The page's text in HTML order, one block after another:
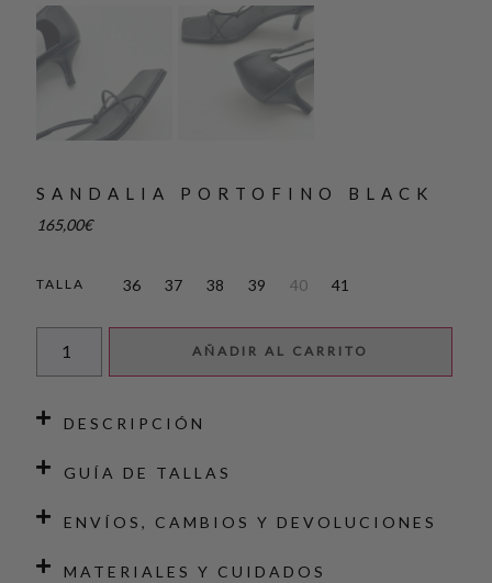
SANDALIA PORTOFINO BLACK
165,00€
TALLA 36 37 38 39 40 41
AÑADIR AL CARRITO
DESCRIPCIÓN
GUÍA DE TALLAS
ENVÍOS, CAMBIOS Y DEVOLUCIONES
MATERIALES Y CUIDADOS